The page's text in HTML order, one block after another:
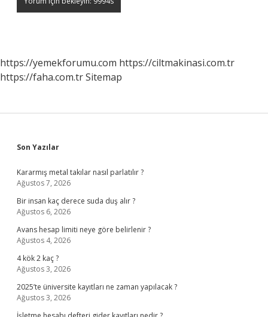
https://yemekforumu.com https://ciltmakinasi.com.tr
https://faha.com.trSitemap
Sidebar
Son Yazılar
Kararmış metal takılar nasıl parlatılır ?
Ağustos 7, 2026
Bir insan kaç derece suda duş alır ?
Ağustos 6, 2026
Avans hesap limiti neye göre belirlenir ?
Ağustos 4, 2026
4 kök 2 kaç ?
Ağustos 3, 2026
2025’te üniversite kayıtları ne zaman yapılacak ?
Ağustos 3, 2026